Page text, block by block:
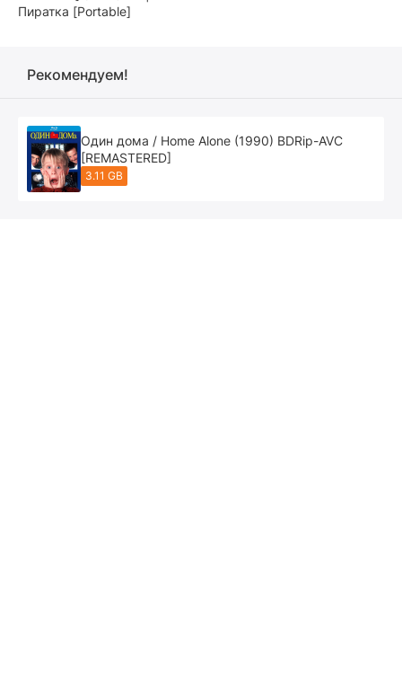
Пиратка [Portable]
Рекомендуем!
Один дома / Home Alone (1990) BDRip-AVC
[REMASTERED]
3.11 GB